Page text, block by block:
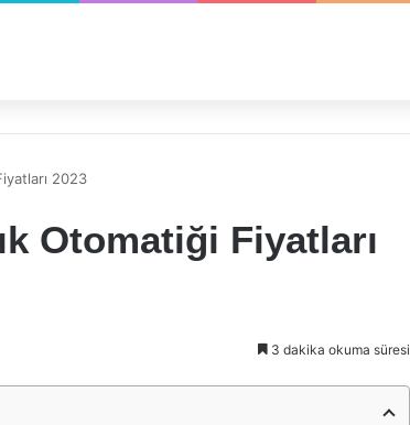
2023
Otomatiği Fiyatları
3 dakika okuma süresi